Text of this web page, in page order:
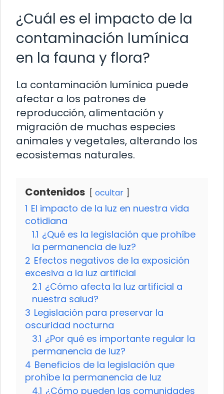
¿Cuál es el impacto de la
contaminación lumínica
en la fauna y flora?
La contaminación lumínica puede
afectar a los patrones de
reproducción, alimentación y
migración de muchas especies
animales y vegetales, alterando los
ecosistemas naturales.
Contenidos ocultar
1 El impacto de la luz en nuestra vida
cotidiana
1.1 ¿Qué es la legislación que prohíbe
la permanencia de luz?
2 Efectos negativos de la exposición
excesiva a la luz artificial
2.1 ¿Cómo afecta la luz artificial a
nuestra salud?
3 Legislación para preservar la
oscuridad nocturna
3.1 ¿Por qué es importante regular la
permanencia de luz?
4 Beneficios de la legislación que
prohíbe la permanencia de luz
4.1 ¿Cómo pueden las comunidades